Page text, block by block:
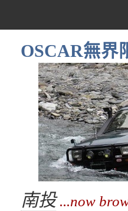
OSCAR無界
南投...now